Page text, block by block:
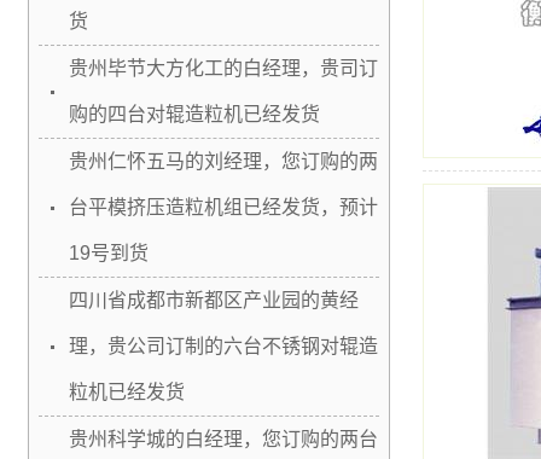
货
贵州毕节大方化工的白经理，贵司订
购的四台对辊造粒机已经发货
贵州仁怀五马的刘经理，您订购的两
台平模挤压造粒机组已经发货，预计
19号到货
四川省成都市新都区产业园的黄经
理，贵公司订制的六台不锈钢对辊造
粒机已经发货
贵州科学城的白经理，您订购的两台